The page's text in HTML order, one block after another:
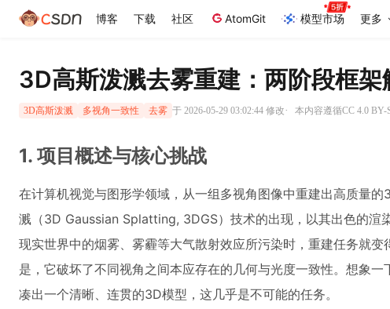
博客 下载 社区 AtomGit 模型市场 更多
3D高斯泼溅去雾重建：两阶段框
3D高斯泼溅 多视角一致性 去雾 于 2026-05-29 03:02:44 修改· 本内容遵循CC 4.0 BY-
1. 项目概述与核心挑战
在计算机视觉与图形学领域，从一组多视角图像中重建出高质量
溅（3D Gaussian Splatting, 3DGS）技术的出现，以其出色的渲
现实世界中的烟雾、雾霾等大气散射效应所污染时，重建任务就
是，它破坏了不同视角之间本应存在的几何与光度一致性。想象
凑出一个清晰、连贯的3D模型，这几乎是不可能的任务。